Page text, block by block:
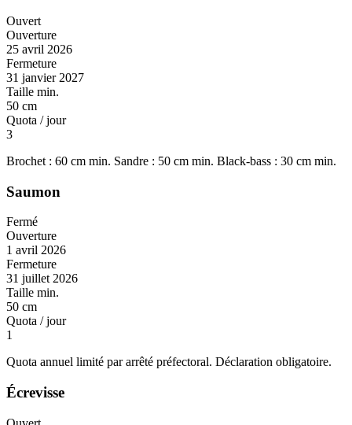
Ouvert
Ouverture
25 avril 2026
Fermeture
31 janvier 2027
Taille min.
50 cm
Quota / jour
3
Brochet : 60 cm min. Sandre : 50 cm min. Black-bass : 30 cm min.
Saumon
Fermé
Ouverture
1 avril 2026
Fermeture
31 juillet 2026
Taille min.
50 cm
Quota / jour
1
Quota annuel limité par arrêté préfectoral. Déclaration obligatoire.
Écrevisse